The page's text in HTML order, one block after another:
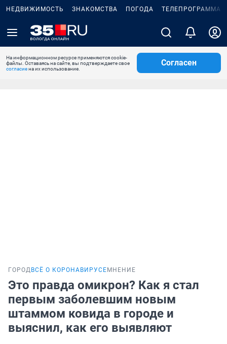
НЕДВИЖИМОСТЬ ЗНАКОМСТВА ПОГОДА ТЕЛЕПРОГРАММА
На информационном ресурсе применяются cookie-
файлы. Оставаясь на сайте, вы подтверждаете свое
согласиена их использование.
Согласен
ГОРОД ВСЁ О КОРОНАВИРУСЕ МНЕНИЕ
Это правда омикрон? Как я стал
первым заболевшим новым
штаммом ковида в городе и
выяснил, как его выявляют